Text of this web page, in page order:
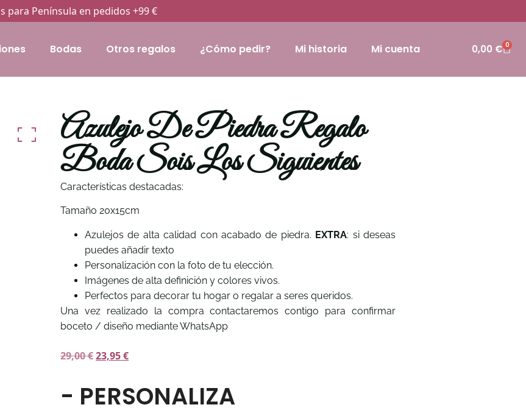
para Península en pedidos +99 €
Bodas Otros regalos ¿Cómo pedir? Mi historia Mi cuenta 0,00 € 0
Azulejo De Piedra Regalo
Boda Sois Los Siguientes
Características destacadas:
Tamaño 20x15cm
Azulejos de alta calidad con acabado de piedra. EXTRA: si deseas
puedes añadir texto
Personalización con la foto de tu elección.
Imágenes de alta definición y colores vivos.
Perfectos para decorar tu hogar o regalar a seres queridos.
Una vez realizado la compra contactaremos contigo para confirmar
boceto / diseño mediante WhatsApp
29,00€23,95€
- PERSONALIZA